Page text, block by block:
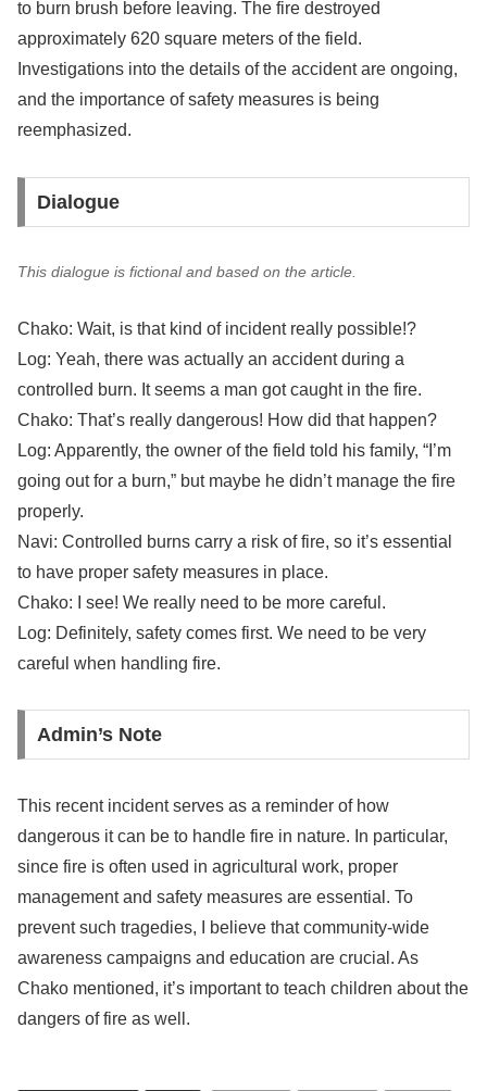
to burn brush before leaving. The fire destroyed
approximately 620 square meters of the field.
Investigations into the details of the accident are ongoing,
and the importance of safety measures is being
reemphasized.
Dialogue
This dialogue is fictional and based on the article.
Chako: Wait, is that kind of incident really possible!?
Log: Yeah, there was actually an accident during a
controlled burn. It seems a man got caught in the fire.
Chako: That’s really dangerous! How did that happen?
Log: Apparently, the owner of the field told his family, “I’m
going out for a burn,” but maybe he didn’t manage the fire
properly.
Navi: Controlled burns carry a risk of fire, so it’s essential
to have proper safety measures in place.
Chako: I see! We really need to be more careful.
Log: Definitely, safety comes first. We need to be very
careful when handling fire.
Admin’s Note
This recent incident serves as a reminder of how
dangerous it can be to handle fire in nature. In particular,
since fire is often used in agricultural work, proper
management and safety measures are essential. To
prevent such tragedies, I believe that community-wide
awareness campaigns and education are crucial. As
Chako mentioned, it’s important to teach children about the
dangers of fire as well.